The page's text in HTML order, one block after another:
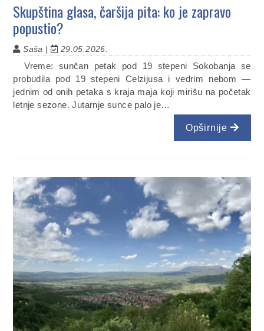
Skupština glasa, čaršija pita: ko je zapravo
popustio?
Saša | 29.05.2026.
Vreme: sunčan petak pod 19 stepeni Sokobanja se
probudila pod 19 stepeni Celzijusa i vedrim nebom —
jednim od onih petaka s kraja maja koji mirišu na početak
letnje sezone. Jutarnje sunce palo je…
Opširnije